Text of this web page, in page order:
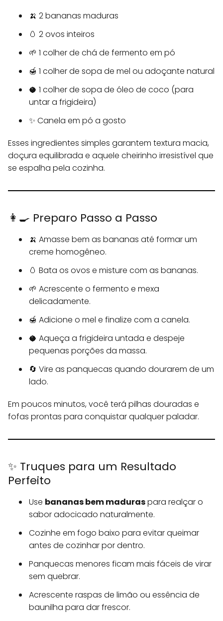
🍌 2 bananas maduras
🥚 2 ovos inteiros
🌱 1 colher de chá de fermento em pó
🍯 1 colher de sopa de mel ou adoçante natural
🥥 1 colher de sopa de óleo de coco (para
untar a frigideira)
✨ Canela em pó a gosto
Esses ingredientes simples garantem textura macia,
doçura equilibrada e aquele cheirinho irresistível que
se espalha pela cozinha.
👩‍🍳 Preparo Passo a Passo
🍌 Amasse bem as bananas até formar um
creme homogêneo.
🥚 Bata os ovos e misture com as bananas.
🌱 Acrescente o fermento e mexa
delicadamente.
🍯 Adicione o mel e finalize com a canela.
🥥 Aqueça a frigideira untada e despeje
pequenas porções da massa.
🔄 Vire as panquecas quando dourarem de um
lado.
Em poucos minutos, você terá pilhas douradas e
fofas prontas para conquistar qualquer paladar.
✨ Truques para um Resultado
Perfeito
Use bananas bem maduraspara realçar o
sabor adocicado naturalmente.
Cozinhe em fogo baixo para evitar queimar
antes de cozinhar por dentro.
Panquecas menores ficam mais fáceis de virar
sem quebrar.
Acrescente raspas de limão ou essência de
baunilha para dar frescor.